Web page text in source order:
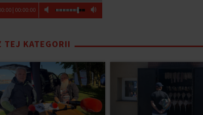
:00| 00:00:00
TEJ KATEGORII